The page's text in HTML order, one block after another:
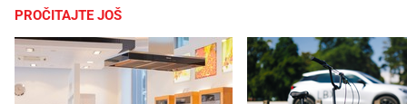
PROČITAJTE JOŠ